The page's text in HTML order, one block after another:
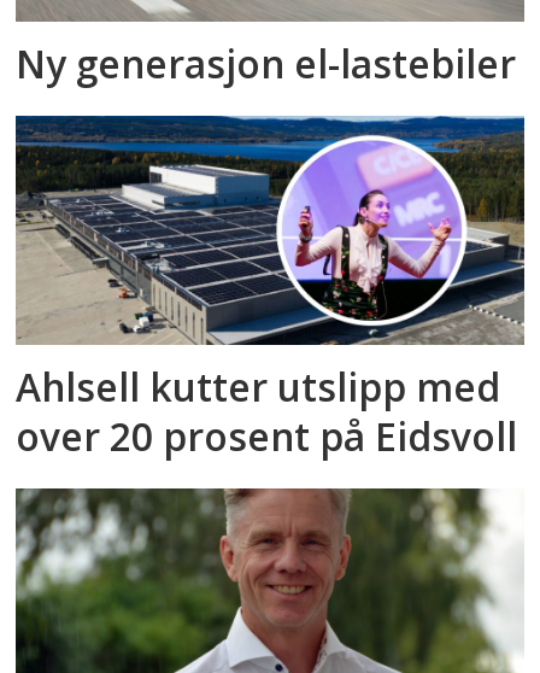
Ny generasjon el-lastebiler
Ahlsell kutter utslipp med
over 20 prosent på Eidsvoll